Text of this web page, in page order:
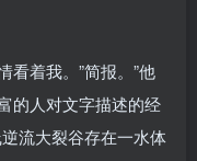
看着我。”简报。”他
的人对文字描述的经
流大裂谷存在一水体